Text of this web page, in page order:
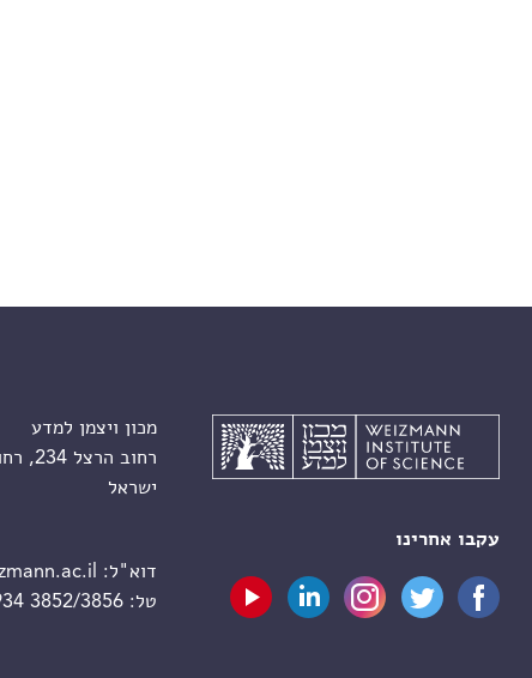
עקבו אחרינו
מכון ויצמן למדע
רחוב הרצל 234, רחובות 7610001
ישראל
דוא"ל:
טל:3852/3856